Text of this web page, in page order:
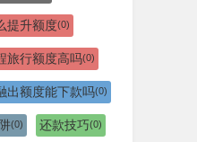
提升额度(0)
旅行额度高吗(0)
出额度能下款吗(0)
(0) 还款技巧(0)